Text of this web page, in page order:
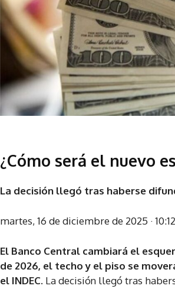
¿Cómo será el nuevo
La decisión llegó tras haberse
martes, 16 de diciembre de 2025 · 10:12
El Banco Central cambiará el
de 2026, el techo y el piso se
el INDEC. La decisión llegó tras